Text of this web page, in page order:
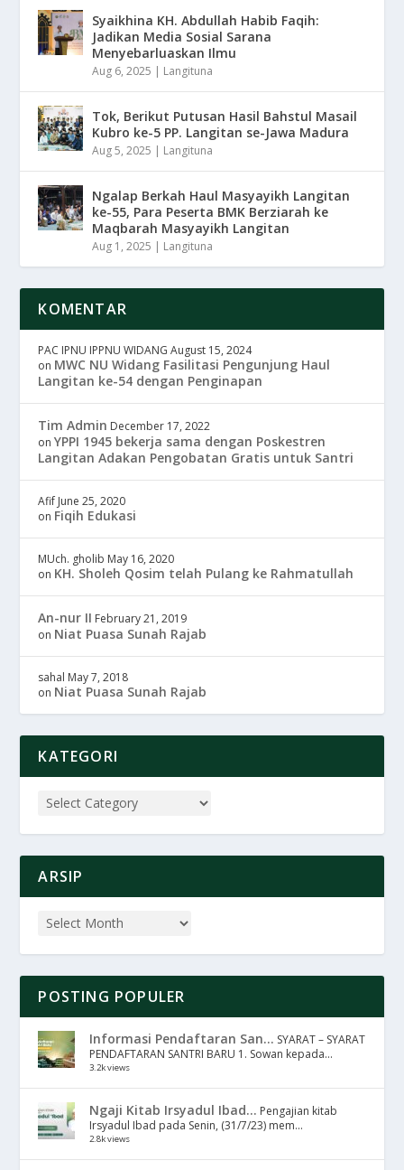
Syaikhina KH. Abdullah Habib Faqih:
Jadikan Media Sosial Sarana
Menyebarluaskan Ilmu
Aug 6, 2025 | Langituna
Tok, Berikut Putusan Hasil Bahstul Masail
Kubro ke-5 PP. Langitan se-Jawa Madura
Aug 5, 2025 | Langituna
Ngalap Berkah Haul Masyayikh Langitan
ke-55, Para Peserta BMK Berziarah ke
Maqbarah Masyayikh Langitan
Aug 1, 2025 | Langituna
KOMENTAR
PAC IPNU IPPNU WIDANG August 15, 2024
on MWC NU Widang Fasilitasi Pengunjung Haul
Langitan ke-54 dengan Penginapan
Tim Admin December 17, 2022
onYPPI 1945 bekerja sama dengan Poskestren
Langitan Adakan Pengobatan Gratis untuk Santri
Afif June 25, 2020
on Fiqih Edukasi
MUch. gholib May 16, 2020
on KH. Sholeh Qosim telah Pulang ke Rahmatullah
An-nur II February 21, 2019
on Niat Puasa Sunah Rajab
sahal May 7, 2018
on Niat Puasa Sunah Rajab
KATEGORI
ARSIP
POSTING POPULER
Informasi Pendaftaran San... SYARAT – SYARAT
PENDAFTARAN SANTRI BARU 1. Sowan kepada...
3.2k views
Ngaji Kitab Irsyadul Ibad... Pengajian kitab
Irsyadul Ibad pada Senin, (31/7/23) mem...
2.8k views